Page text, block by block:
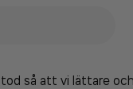
så att vi lättare